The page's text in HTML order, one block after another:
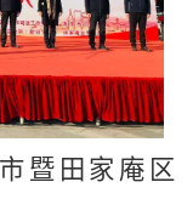
暨田家庵区